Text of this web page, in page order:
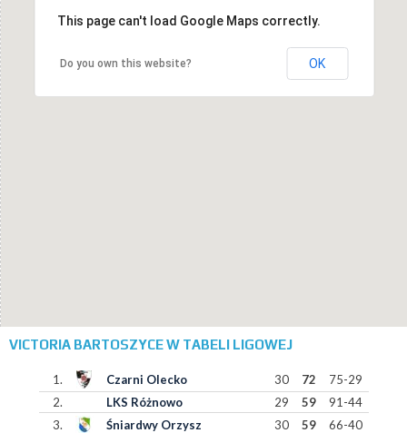
This page can't load Google Maps correctly.
Do you own this website? OK
VICTORIA BARTOSZYCE W TABELI LIGOWEJ
1. Czarni Olecko 30 72
75-29
2.
LKS Różnowo 29 59
91-44
3.
Śniardwy Orzysz 30 59
66-40